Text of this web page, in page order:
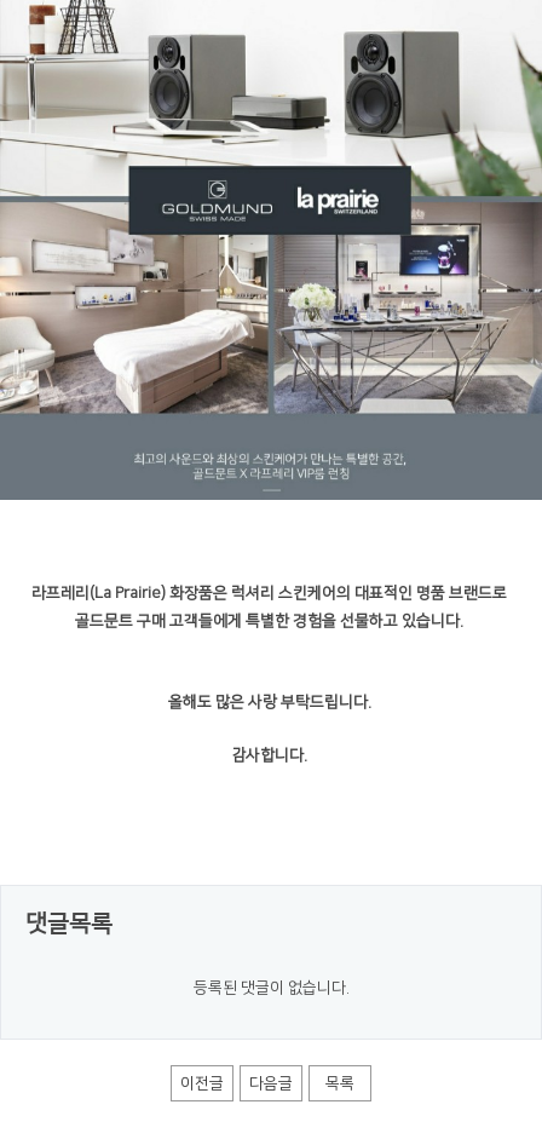
라프레리 (La Prairie) 화장품은 럭셔리 스킨케어의 대표적인 명품 브랜드로
골드문트 구매 고객들에게 특별한 경험을 선물하고 있습니다.
올해도 많은 사랑 부탁드립니다.
감사합니다.
댓글목록
등록된 댓글이 없습니다.
이전글 다음글 목록